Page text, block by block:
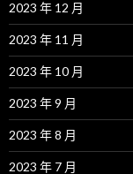
2023 年 12 月
2023 年 11 月
2023 年 10 月
2023 年 9 月
2023 年 8 月
2023 年 7 月